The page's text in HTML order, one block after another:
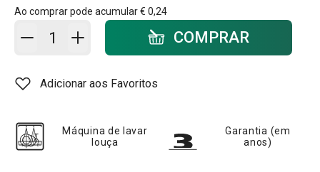
Ao comprar pode acumular€ 0,24
Adicionar ao carrinho - quantidadeCOMPRAR
Adicionar aos Favoritos
Máquina de lavar
louça
Garantia (em
anos)